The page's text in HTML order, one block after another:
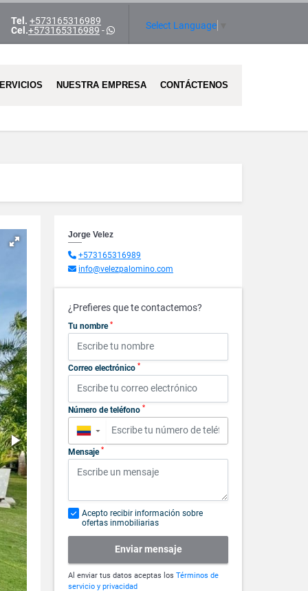
Tel. +573165316989
Cel.+573165316989 - Select Language
NUESTRA EMPRESA CONTÁCTENOS
Jorge Velez
+573165316989
info@velezpalomino.com
¿Prefieres que te contactemos?
Tu nombre *
Correo electrónico *
Número de teléfono *
▼
Mensaje *
Acepto recibir información sobre
ofertas inmobiliarias
Enviar mensaje
Al enviar tus datos aceptas los Términos de
servicio y privacidad